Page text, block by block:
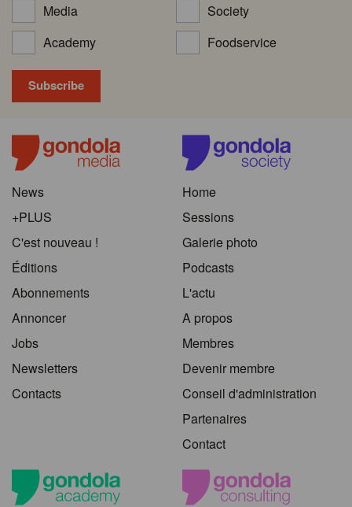
Media
Society
Academy
Foodservice
News
+PLUS
C'est nouveau !
Éditions
Abonnements
Annoncer
Jobs
Newsletters
Contacts
Home
Sessions
Galerie photo
Podcasts
L'actu
A propos
Membres
Devenir membre
Conseil d'administration
Partenaires
Contact